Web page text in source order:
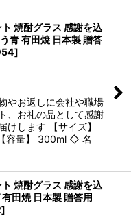
焼酎グラス 感謝を込
青 有田焼 日本製 贈答
]
やお返しに会社や職場
、お礼の品として感謝
けします 【サイズ】
容量】 300ml ◇ 名
焼酎グラス 感謝を込
田焼 日本製 贈答用
]